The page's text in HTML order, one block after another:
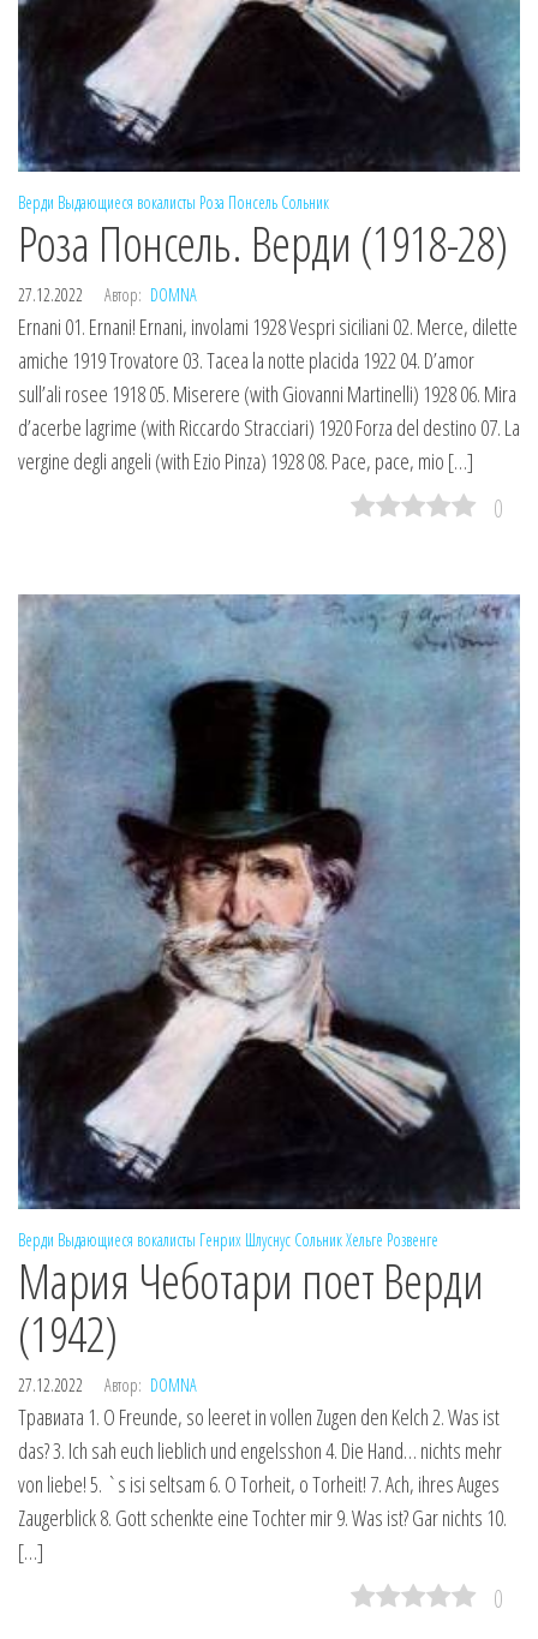
Верди Выдающиеся вокалисты Роза Понсель Сольник
Роза Понсель. Верди (1918-28)
27.12.2022 Автор: DOMNA
Ernani 01. Ernani! Ernani, involami 1928 Vespri siciliani 02. Merce, dilette
amiche 1919 Trovatore 03. Tacea la notte placida 1922 04. D’amor
sull’ali rosee 1918 05. Miserere (with Giovanni Martinelli) 1928 06. Mira
d’acerbe lagrime (with Riccardo Stracciari) 1920 Forza del destino 07. La
vergine degli angeli (with Ezio Pinza) 1928 08. Pace, pace, mio […]
0
Верди Выдающиеся вокалисты Генрих Шлуснус СольникХельге Розвенге
Мария Чеботари поет Верди
(1942)
27.12.2022 Автор: DOMNA
Травиата 1. O Freunde, so leeret in vollen Zugen den Kelch 2. Was ist
das? 3. Ich sah euch lieblich und engelsshon 4. Die Hand… nichts mehr
von liebe! 5. `s isi seltsam 6. O Torheit, o Torheit! 7. Ach, ihres Auges
Zaugerblick 8. Gott schenkte eine Tochter mir 9. Was ist? Gar nichts 10.
[…]
0